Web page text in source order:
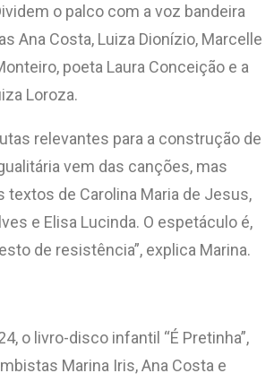
o palco com a voz bandeira
Ana Costa, Luiza Dionízio, Marcelle
poeta Laura Conceição e a
Loroza.
relevantes para a construção de
vem das canções, mas
textos de Carolina Maria de Jesus,
e Elisa Lucinda. O espetáculo é,
de resistência”, explica Marina.
o livro-disco infantil “É Pretinha”,
Marina Iris, Ana Costa e